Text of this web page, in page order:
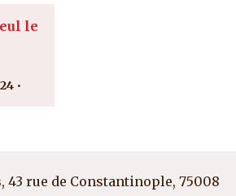
le
, 43 rue de Constantinople, 75008